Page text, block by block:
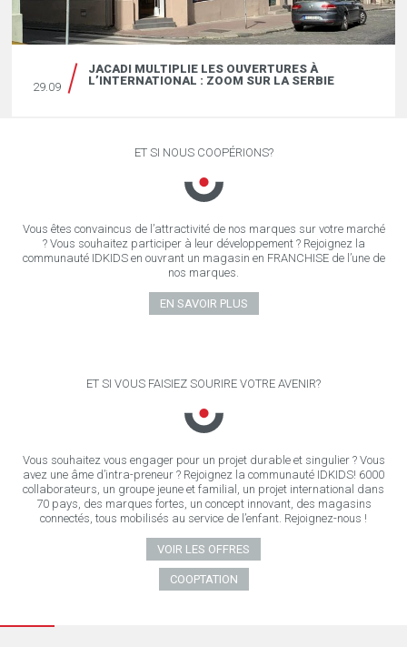
29.09
JACADI MULTIPLIE LES OUVERTURES À
L’INTERNATIONAL : ZOOM SUR LA SERBIE
ET SI NOUS COOPÉRIONS?
Vous êtes convaincus de l’attractivité de nos marques sur votre marché
? Vous souhaitez participer à leur développement ? Rejoignez la
communauté IDKIDS en ouvrant un magasin en FRANCHISE de l’une de
nos marques.
EN SAVOIR PLUS
ET SI VOUS FAISIEZ SOURIRE VOTRE AVENIR?
Vous souhaitez vous engager pour un projet durable et singulier ? Vous
avez une âme d’intra-preneur ? Rejoignez la communauté IDKIDS! 6000
collaborateurs, un groupe jeune et familial, un projet international dans
70 pays, des marques fortes, un concept innovant, des magasins
connectés, tous mobilisés au service de l’enfant. Rejoignez-nous !
VOIR LES OFFRES
COOPTATION